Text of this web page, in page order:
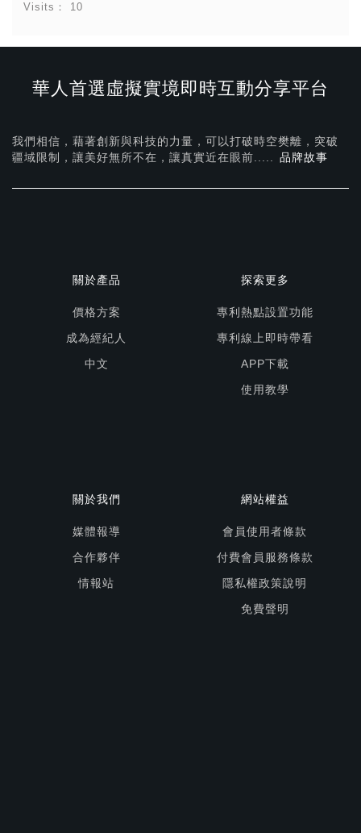
Visits： 10
華人首選虛擬實境即時互動分享平台
我們相信，藉著創新與科技的力量，可以打破時空樊離，突破
疆域限制，讓美好無所不在， 讓真實近在眼前..... 品牌故事
關於產品
價格方案
成為經紀人
中文
探索更多
專利熱點設置功能
專利線上即時帶看
APP下載
使用教學
關於我們
媒體報導
合作夥伴
情報站
網站權益
會員使用者條款
付費會員服務條款
隱私權政策說明
免費聲明